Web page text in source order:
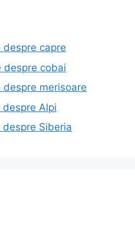
capre
cobai
merisoare
Alpi
Siberia